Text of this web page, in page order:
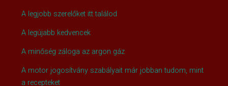
A legjobb szerelőket itt találod
A legújabb kedvencek
A minőség záloga az argon gáz
A motor jogosítvány szabályait már jobban tudom, mint
a recepteket